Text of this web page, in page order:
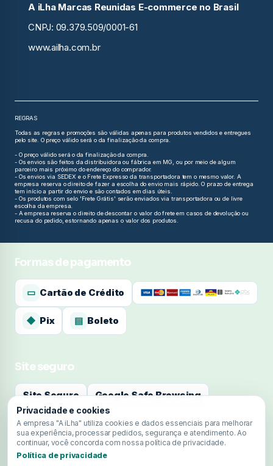
A iLha Marcas Reunidas E-commerce no Brasil
CNPJ: 09.379.509/0001-61
www.ailha.com.br
REGRAS
Todas as regras e promoções são válidas apenas para produtos vendidos e entregues
pelo site. O preço válido será o da finalização da compra.
- O preço válido será o da finalização da compra.
- Os envios são feitos da distribuidora ou fábrica em MG, ou por meio de algum
parceiro mais próximo do endereço do comprador.
- Os envios via SEDEX e o Frete Expresso da transportadora tem o mesmo valor. A
empresa reserva o direito de fazer a escolha do envio mais rápido. O prazo de entrega
tem início a partir do envio e são contados em dias úteis.
- Os produtos com selo 'Frete Grátis' serão enviados via transportadora ou de livre
escolha da empresa.
- A empresa reserva o direito de descontar o valor do frete em casos de devolução ou
recusa do pedido, estornando apenas o valor dos produtos.
Formas de pagamento
▭ Cartão de Crédito
◆ Pix ▤ Boleto
Site seguro
Site Seguro Google Safe Browsing
Privacidade e cookies
A empresa "A iLha" utiliza cookies e dados essenciais para melhorar
sua experiência, processar pedidos, segurança e atendimento. Ao
continuar, você concorda com nossa política de privacidade.
Política de privacidade